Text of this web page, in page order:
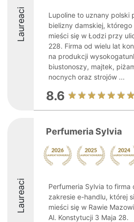
Laureaci
Lupoline to uznany polski
bielizny damskiej, którego
mieści się w Łodzi przy
228. Firma od wielu lat
na produkcji
biustonoszy, majtek,
nocnych oraz strojów ...
8.6
Laureaci
Perfumeria Sylvia
Perfumeria Sylvia to firma
zakresie e-handlu, której
mieści się w Rawie
Al. Konstytucji 3 Maja 28.